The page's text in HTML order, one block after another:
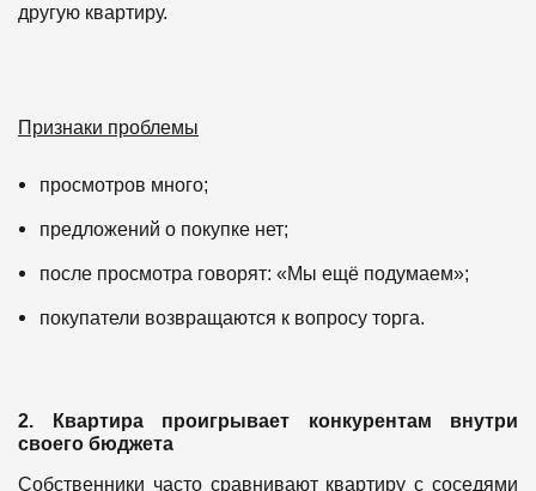
другую квартиру.
Признаки проблемы
просмотров много;
предложений о покупке нет;
после просмотра говорят: «Мы ещё подумаем»;
покупатели возвращаются к вопросу торга.
2. Квартира проигрывает конкурентам внутри
своего бюджета
Собственники часто сравнивают квартиру с соседями